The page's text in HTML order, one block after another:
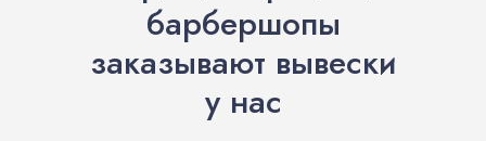
барбершопы
заказывают вывески
у нас